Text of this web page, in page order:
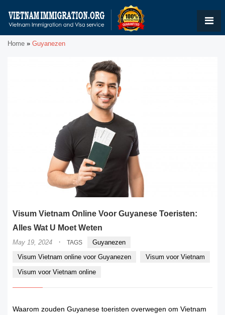
Home » Guyanezen
Visum Vietnam Online Voor Guyanese Toeristen:
Alles Wat U Moet Weten
May 19, 2024 · TAGS
Guyanezen
Visum Vietnam online voor Guyanezen
Visum voor Vietnam
Visum voor Vietnam online
Waarom zouden Guyanese toeristen overwegen om Vietnam